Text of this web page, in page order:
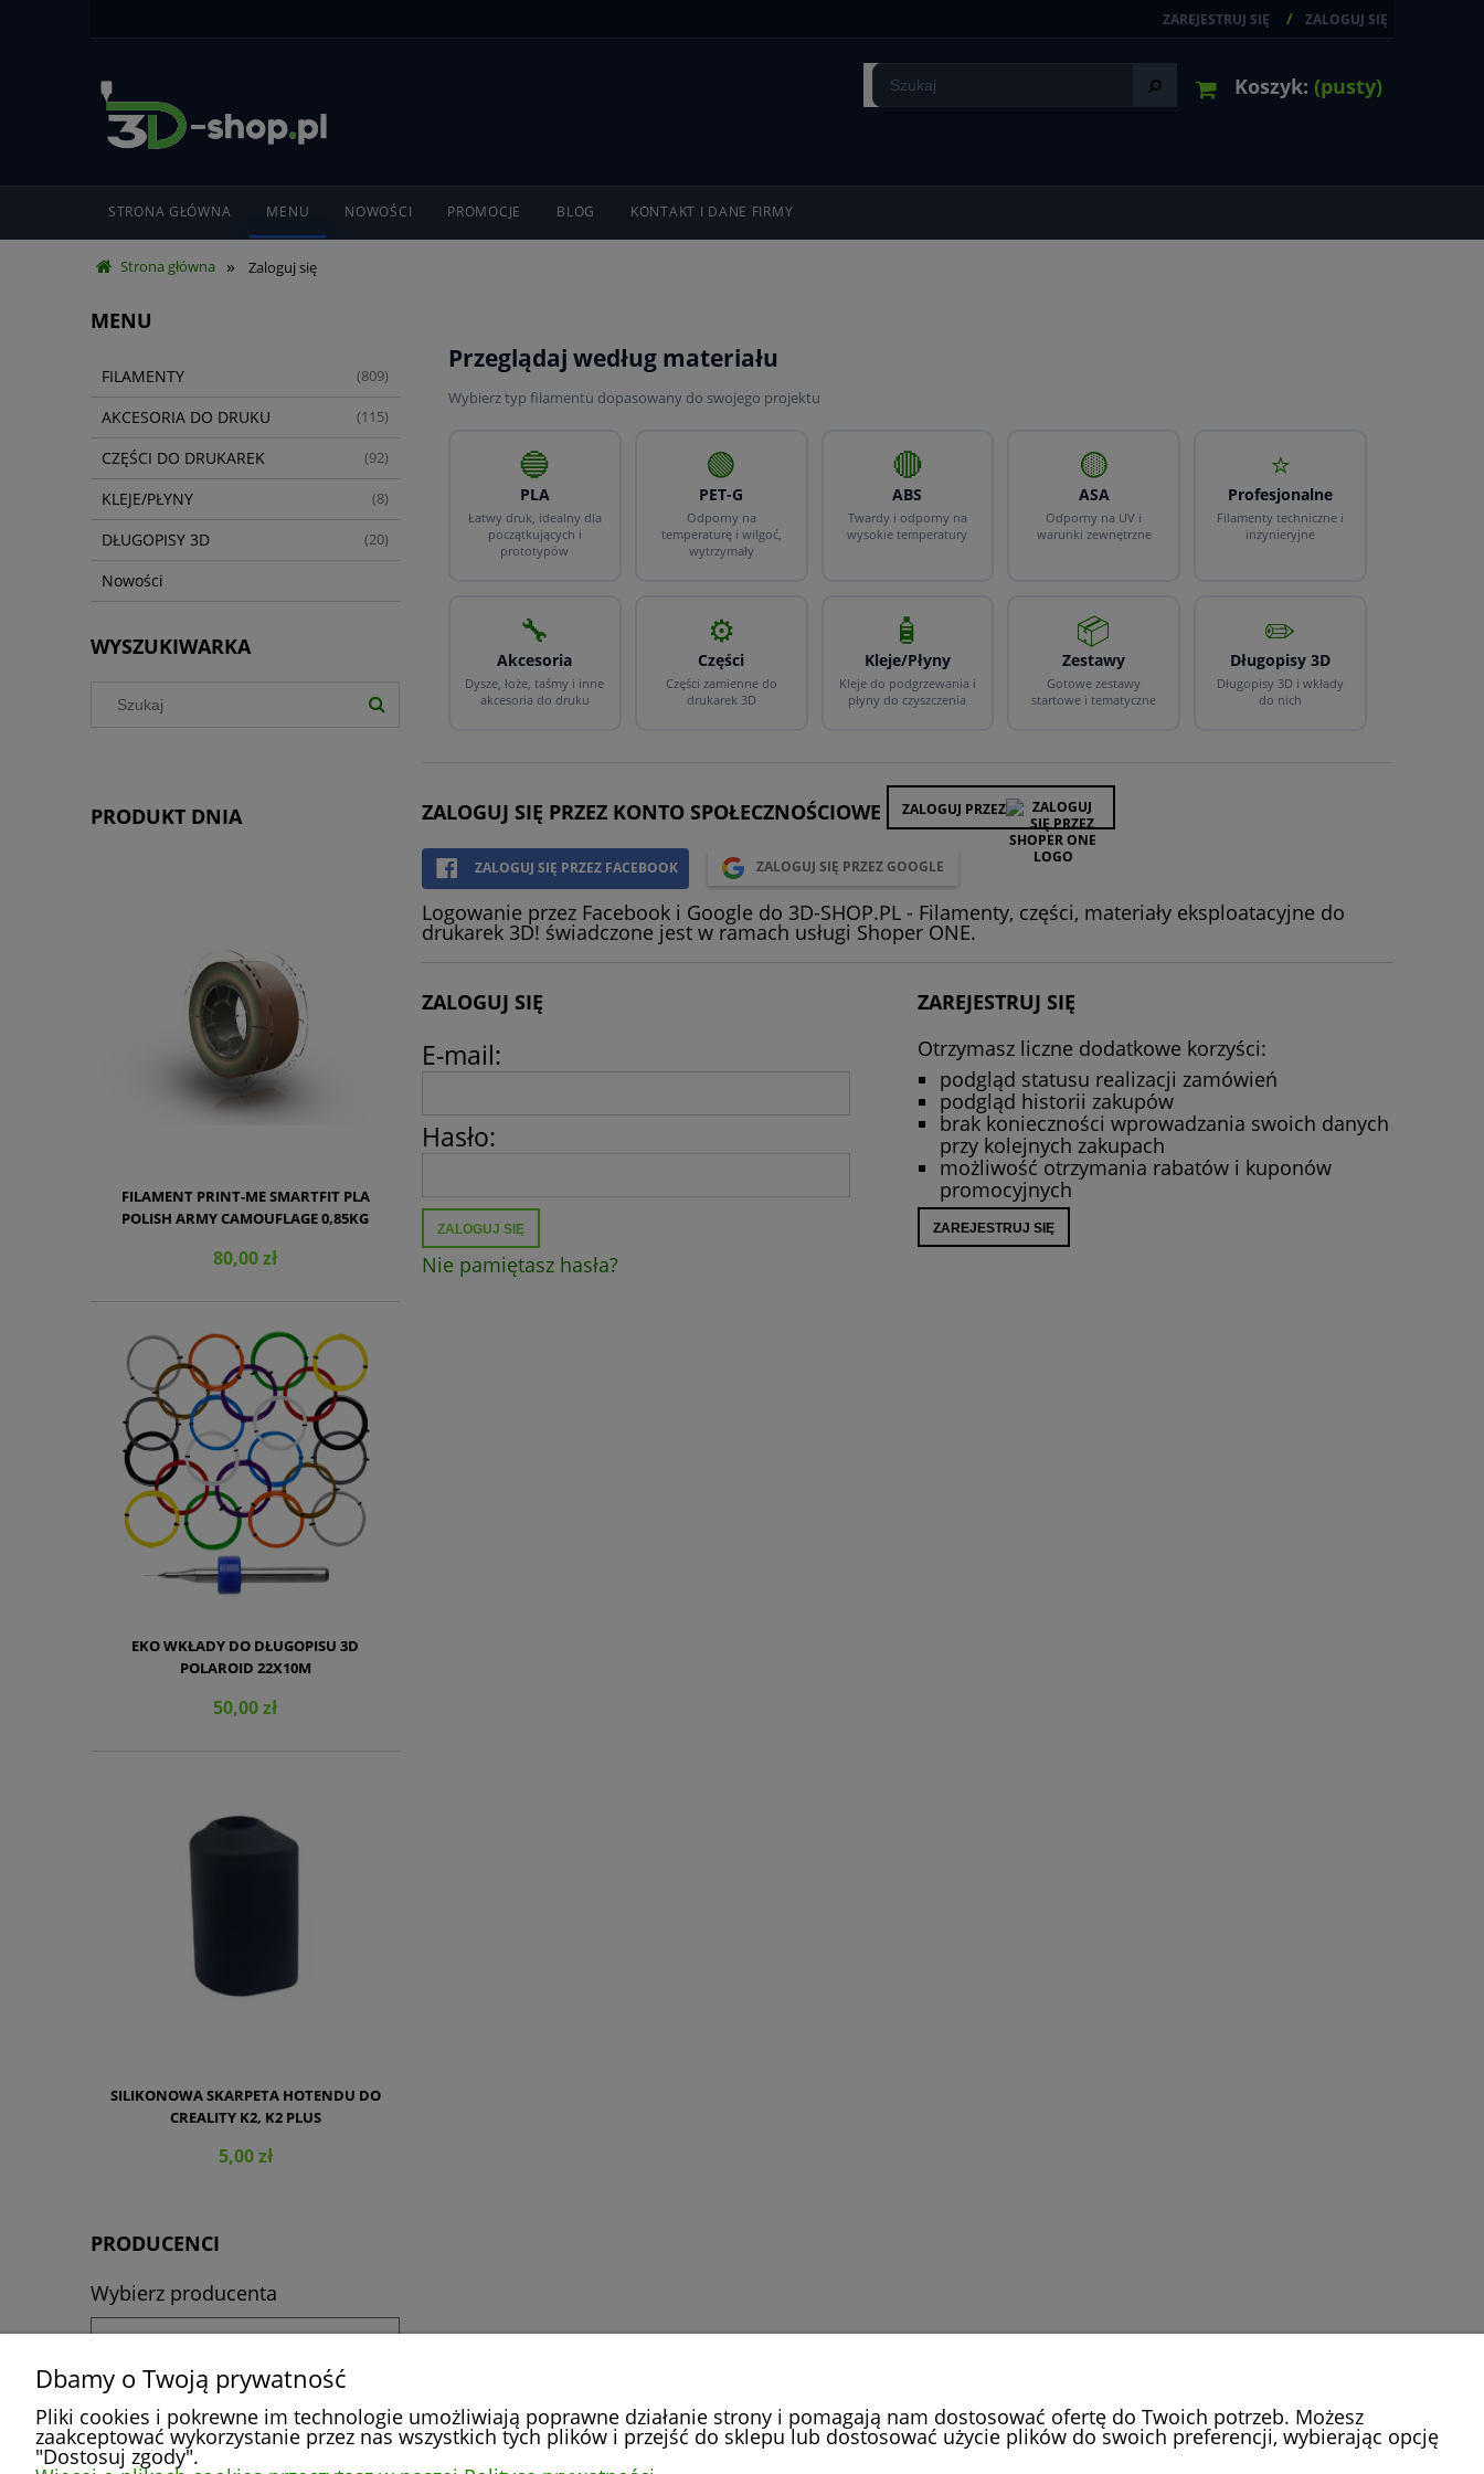
ZAREJESTRUJ SIĘ ZALOGUJ SIĘ
Koszyk: (pusty)
STRONA GŁÓWNA MENU NOWOŚCI PROMOCJE BLOG KONTAKT I DANE FIRMY
Strona główna » Zaloguj się
MENU
FILAMENTY (809)
AKCESORIA DO DRUKU (115)
CZĘŚCI DO DRUKAREK (92)
KLEJE/PŁYNY (8)
DŁUGOPISY 3D (20)
Nowości
WYSZUKIWARKA
PRODUKT DNIA
FILAMENT PRINT-ME SMARTFIT PLA
POLISH ARMY CAMOUFLAGE 0,85KG
80,00 zł
DO KOSZYKA
EKO WKŁADY DO DŁUGOPISU 3D
POLAROID 22X10M
50,00 zł
DO KOSZYKA
SILIKONOWA SKARPETA HOTENDU DO
CREALITY K2, K2 PLUS
5,00 zł
DO KOSZYKA
PRODUCENCI
Wybierz producenta
Przeglądaj według materiału
Wybierz typ filamentu dopasowany do swojego projektu
🔵
PLA
Łatwy druk, idealny dla
początkujących i
prototypów
🟢
PET-G
Odporny na
temperaturę i wilgoć,
wytrzymały
🔴
ABS
Twardy i odporny na
wysokie temperatury
🟡
ASA
Odporny na UV i
warunki zewnętrzne
⭐
Profesjonalne
Filamenty techniczne i
inżynieryjne
🔧
Akcesoria
Dysze, łoże, taśmy i inne
akcesoria do druku
⚙️
Części
Części zamienne do
drukarek 3D
🧴
Kleje/Płyny
Kleje do podgrzewania i
płyny do czyszczenia
📦
Zestawy
Gotowe zestawy
startowe i tematyczne
✏️
Długopisy 3D
Długopisy 3D i wkłady
do nich
ZALOGUJ SIĘ PRZEZ KONTO SPOŁECZNOŚCIOWE ZALOGUJ PRZEZ
ZALOGUJ SIĘ PRZEZ FACEBOOK ZALOGUJ SIĘ PRZEZ GOOGLE
Logowanie przez Facebook i Google do 3D-SHOP.PL - Filamenty, części, materiały eksploatacyjne do
drukarek 3D! świadczone jest w ramach usługi Shoper ONE.
ZALOGUJ SIĘ
E-mail:
Hasło:
ZALOGUJ SIĘ
Nie pamiętasz hasła?
ZAREJESTRUJ SIĘ
Otrzymasz liczne dodatkowe korzyści:
podgląd statusu realizacji zamówień
podgląd historii zakupów
brak konieczności wprowadzania swoich danych
przy kolejnych zakupach
możliwość otrzymania rabatów i kuponów
promocyjnych
ZAREJESTRUJ SIĘ
POMOC MOJE KONTO PŁATNOŚCI I DOSTAWA INFORMACJE O NAS
Dbamy o Twoją prywatność
Pliki cookies i pokrewne im technologie umożliwiają poprawne działanie strony i pomagają nam dostosować ofertę do Twoich potrzeb. Możesz
zaakceptować wykorzystanie przez nas wszystkich tych plików i przejść do sklepu lub dostosować użycie plików do swoich preferencji, wybierając opcję
"Dostosuj zgody".